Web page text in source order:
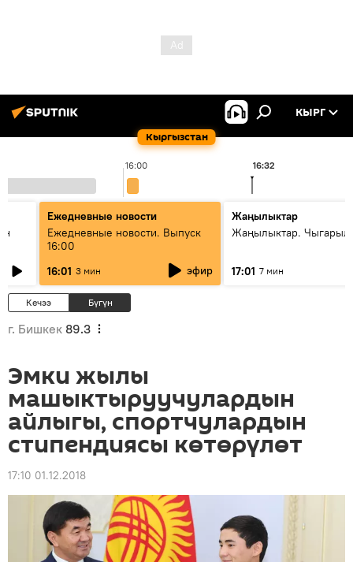
Кыргызстан
КЫРГ
16:00 16:32
Ежедневные новости
Ежедневные новости. Выпуск
16:00
16:01 3 мин эфир
Жаңылыктар
Жаңылыктар.
17:01 7 мин
Кечээ Бүгүн
г. Бишкек 89.3
Эмки жылы
машыктыруучулардын
айлыгы, спортчулардын
стипендиясы көтөрүлөт
17:10 01.12.2018